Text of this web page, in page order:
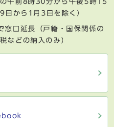
午前8時30分から午後5時15
日から1月3日を除く）
窓口延長（戸籍・国保関係の
などの納入のみ）